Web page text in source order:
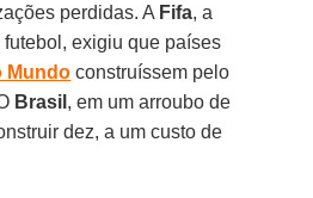
perdidas. A Fifa, a
exigiu que países
Mundo construíssem pelo
Brasil , em um arroubo de
dez, a um custo de